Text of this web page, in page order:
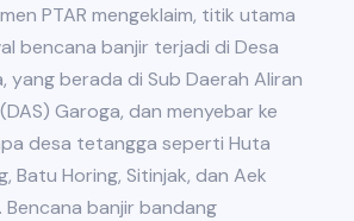
PTAR mengeklaim, titik utama
bencana banjir terjadi di Desa
yang berada di Sub Daerah Aliran
Garoga, dan menyebar ke
desa tetangga seperti Huta
Batu Horing, Sitinjak, dan Aek
Bencana banjir bandang